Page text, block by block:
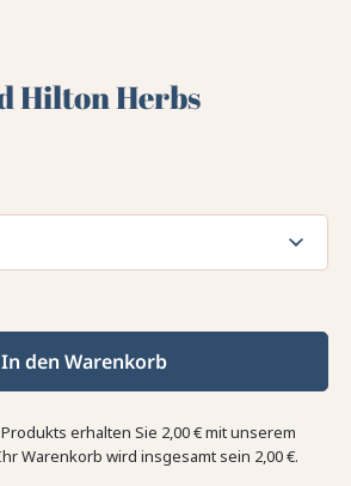
Hilton Herbs
In den Warenkorb
erhalten Sie 2,00 €mit unserem
Warenkorb wird insgesamt sein 2,00 €.